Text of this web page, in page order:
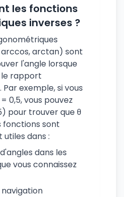
les fonctions
inverses ?
arctan) sont
l'angle lorsque
le rapport
exemple, si vous
0,5, vous pouvez
pour trouver que θ
fonctions sont
dans :
dans les
vous connaissez
navigation